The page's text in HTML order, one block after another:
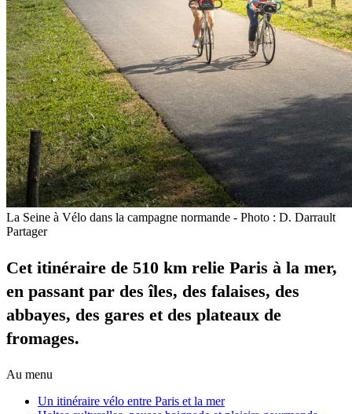
La Seine à Vélo dans la campagne normande - Photo : D. Darrault
Partager
Cet itinéraire de 510 km relie Paris à la mer,
en passant par des îles, des falaises, des
abbayes, des gares et des plateaux de
fromages.
Au menu
Un itinéraire vélo entre Paris et la mer